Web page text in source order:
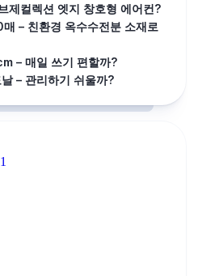
제컬렉션 엣지 창호형 에어컨?
– 친환경 옥수수전분 소재로
– 매일 쓰기 편할까?
– 관리하기 쉬울까?